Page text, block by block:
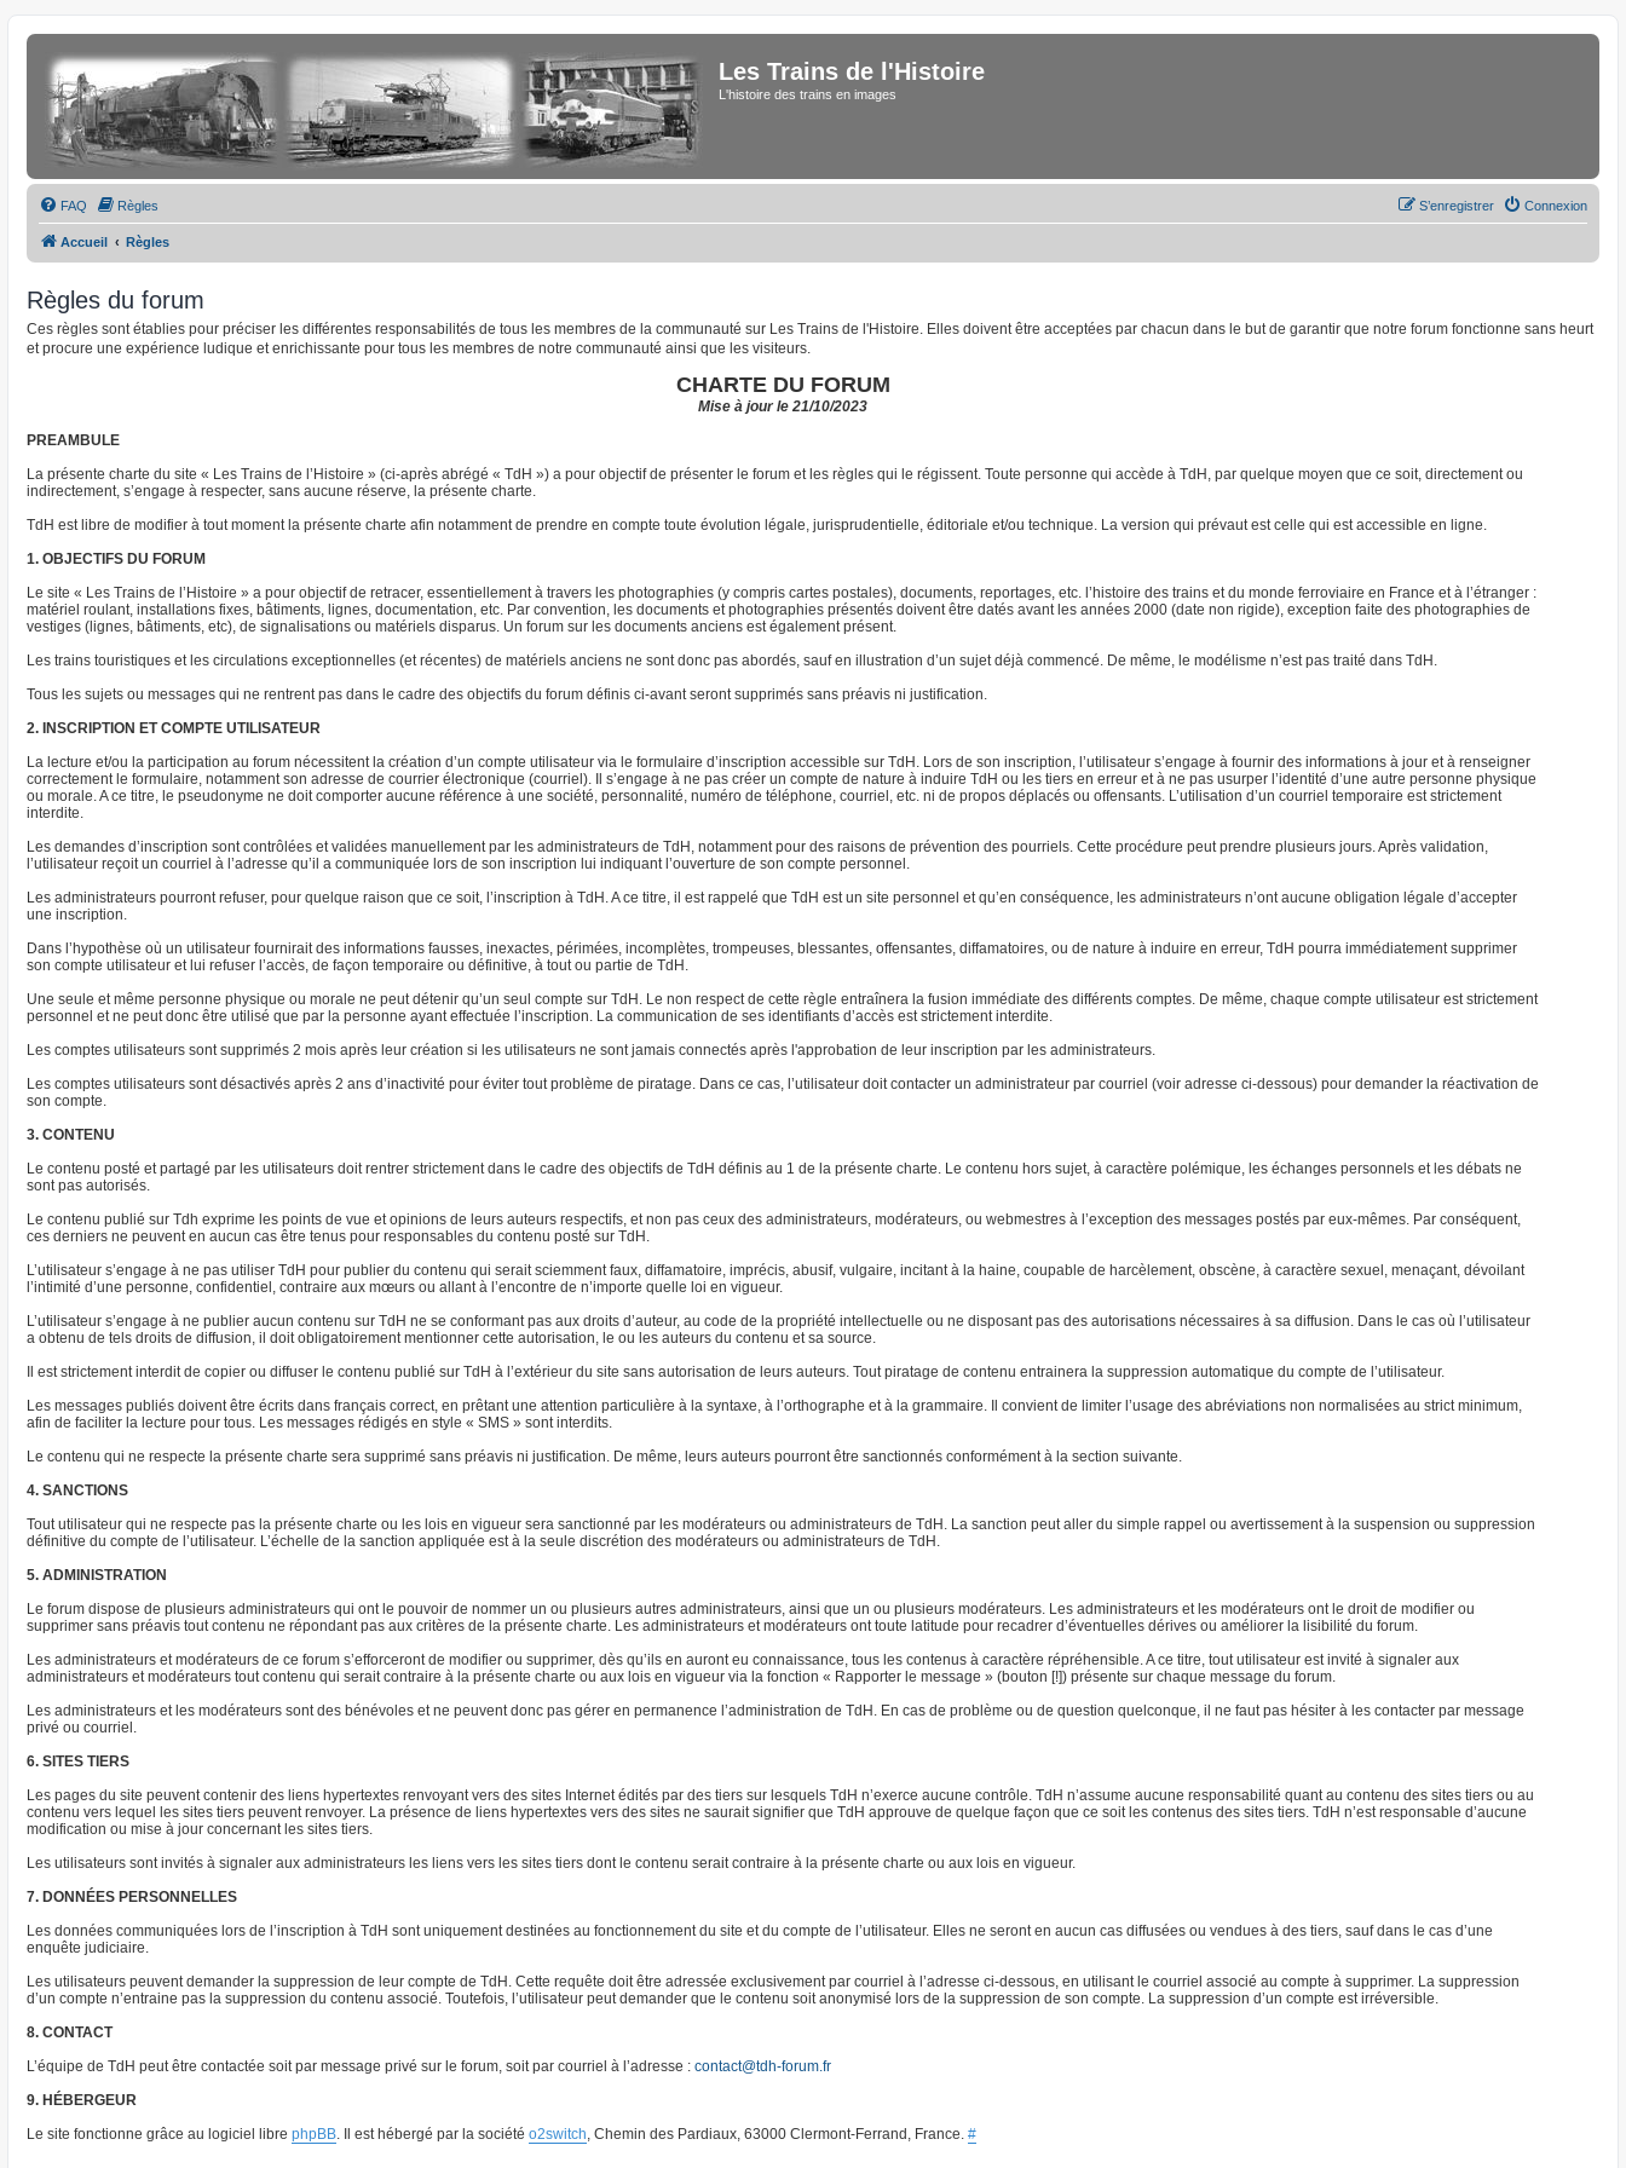
Les Trains de l'Histoire
L'histoire des trains en images
FAQ Règles Connexion
S’enregistrer
Accueil Règles
Règles du forum
Ces règles sont établies pour préciser les différentes responsabilités de tous les membres de la communauté sur Les Trains de l'Histoire. Elles doivent être acceptées par chacun dans le but de garantir que notre forum fonctionne sans heurt
et procure une expérience ludique et enrichissante pour tous les membres de notre communauté ainsi que les visiteurs.
CHARTE DU FORUM
Mise à jour le 21/10/2023
PREAMBULE
La présente charte du site « Les Trains de l’Histoire » (ci-après abrégé « TdH ») a pour objectif de présenter le forum et les règles qui le régissent. Toute personne qui accède à TdH, par quelque moyen que ce soit, directement ou
indirectement, s’engage à respecter, sans aucune réserve, la présente charte.
TdH est libre de modifier à tout moment la présente charte afin notamment de prendre en compte toute évolution légale, jurisprudentielle, éditoriale et/ou technique. La version qui prévaut est celle qui est accessible en ligne.
1. OBJECTIFS DU FORUM
Le site « Les Trains de l’Histoire » a pour objectif de retracer, essentiellement à travers les photographies (y compris cartes postales), documents, reportages, etc. l’histoire des trains et du monde ferroviaire en France et à l’étranger :
matériel roulant, installations fixes, bâtiments, lignes, documentation, etc. Par convention, les documents et photographies présentés doivent être datés avant les années 2000 (date non rigide), exception faite des photographies de
vestiges (lignes, bâtiments, etc), de signalisations ou matériels disparus. Un forum sur les documents anciens est également présent.
Les trains touristiques et les circulations exceptionnelles (et récentes) de matériels anciens ne sont donc pas abordés, sauf en illustration d’un sujet déjà commencé. De même, le modélisme n’est pas traité dans TdH.
Tous les sujets ou messages qui ne rentrent pas dans le cadre des objectifs du forum définis ci-avant seront supprimés sans préavis ni justification.
2. INSCRIPTION ET COMPTE UTILISATEUR
La lecture et/ou la participation au forum nécessitent la création d’un compte utilisateur via le formulaire d’inscription accessible sur TdH. Lors de son inscription, l’utilisateur s’engage à fournir des informations à jour et à renseigner
correctement le formulaire, notamment son adresse de courrier électronique (courriel). Il s’engage à ne pas créer un compte de nature à induire TdH ou les tiers en erreur et à ne pas usurper l’identité d’une autre personne physique
ou morale. A ce titre, le pseudonyme ne doit comporter aucune référence à une société, personnalité, numéro de téléphone, courriel, etc. ni de propos déplacés ou offensants. L’utilisation d’un courriel temporaire est strictement
interdite.
Les demandes d’inscription sont contrôlées et validées manuellement par les administrateurs de TdH, notamment pour des raisons de prévention des pourriels. Cette procédure peut prendre plusieurs jours. Après validation,
l’utilisateur reçoit un courriel à l’adresse qu’il a communiquée lors de son inscription lui indiquant l’ouverture de son compte personnel.
Les administrateurs pourront refuser, pour quelque raison que ce soit, l’inscription à TdH. A ce titre, il est rappelé que TdH est un site personnel et qu’en conséquence, les administrateurs n’ont aucune obligation légale d’accepter
une inscription.
Dans l’hypothèse où un utilisateur fournirait des informations fausses, inexactes, périmées, incomplètes, trompeuses, blessantes, offensantes, diffamatoires, ou de nature à induire en erreur, TdH pourra immédiatement supprimer
son compte utilisateur et lui refuser l’accès, de façon temporaire ou définitive, à tout ou partie de TdH.
Une seule et même personne physique ou morale ne peut détenir qu’un seul compte sur TdH. Le non respect de cette règle entraînera la fusion immédiate des différents comptes. De même, chaque compte utilisateur est strictement
personnel et ne peut donc être utilisé que par la personne ayant effectuée l’inscription. La communication de ses identifiants d’accès est strictement interdite.
Les comptes utilisateurs sont supprimés 2 mois après leur création si les utilisateurs ne sont jamais connectés après l'approbation de leur inscription par les administrateurs.
Les comptes utilisateurs sont désactivés après 2 ans d’inactivité pour éviter tout problème de piratage. Dans ce cas, l’utilisateur doit contacter un administrateur par courriel (voir adresse ci-dessous) pour demander la réactivation de
son compte.
3. CONTENU
Le contenu posté et partagé par les utilisateurs doit rentrer strictement dans le cadre des objectifs de TdH définis au 1 de la présente charte. Le contenu hors sujet, à caractère polémique, les échanges personnels et les débats ne
sont pas autorisés.
Le contenu publié sur Tdh exprime les points de vue et opinions de leurs auteurs respectifs, et non pas ceux des administrateurs, modérateurs, ou webmestres à l’exception des messages postés par eux-mêmes. Par conséquent,
ces derniers ne peuvent en aucun cas être tenus pour responsables du contenu posté sur TdH.
L’utilisateur s’engage à ne pas utiliser TdH pour publier du contenu qui serait sciemment faux, diffamatoire, imprécis, abusif, vulgaire, incitant à la haine, coupable de harcèlement, obscène, à caractère sexuel, menaçant, dévoilant
l’intimité d’une personne, confidentiel, contraire aux mœurs ou allant à l’encontre de n’importe quelle loi en vigueur.
L’utilisateur s’engage à ne publier aucun contenu sur TdH ne se conformant pas aux droits d’auteur, au code de la propriété intellectuelle ou ne disposant pas des autorisations nécessaires à sa diffusion. Dans le cas où l’utilisateur
a obtenu de tels droits de diffusion, il doit obligatoirement mentionner cette autorisation, le ou les auteurs du contenu et sa source.
Il est strictement interdit de copier ou diffuser le contenu publié sur TdH à l’extérieur du site sans autorisation de leurs auteurs. Tout piratage de contenu entrainera la suppression automatique du compte de l’utilisateur.
Les messages publiés doivent être écrits dans français correct, en prêtant une attention particulière à la syntaxe, à l’orthographe et à la grammaire. Il convient de limiter l’usage des abréviations non normalisées au strict minimum,
afin de faciliter la lecture pour tous. Les messages rédigés en style « SMS » sont interdits.
Le contenu qui ne respecte la présente charte sera supprimé sans préavis ni justification. De même, leurs auteurs pourront être sanctionnés conformément à la section suivante.
4. SANCTIONS
Tout utilisateur qui ne respecte pas la présente charte ou les lois en vigueur sera sanctionné par les modérateurs ou administrateurs de TdH. La sanction peut aller du simple rappel ou avertissement à la suspension ou suppression
définitive du compte de l’utilisateur. L’échelle de la sanction appliquée est à la seule discrétion des modérateurs ou administrateurs de TdH.
5. ADMINISTRATION
Le forum dispose de plusieurs administrateurs qui ont le pouvoir de nommer un ou plusieurs autres administrateurs, ainsi que un ou plusieurs modérateurs. Les administrateurs et les modérateurs ont le droit de modifier ou
supprimer sans préavis tout contenu ne répondant pas aux critères de la présente charte. Les administrateurs et modérateurs ont toute latitude pour recadrer d’éventuelles dérives ou améliorer la lisibilité du forum.
Les administrateurs et modérateurs de ce forum s’efforceront de modifier ou supprimer, dès qu’ils en auront eu connaissance, tous les contenus à caractère répréhensible. A ce titre, tout utilisateur est invité à signaler aux
administrateurs et modérateurs tout contenu qui serait contraire à la présente charte ou aux lois en vigueur via la fonction « Rapporter le message » (bouton [!]) présente sur chaque message du forum.
Les administrateurs et les modérateurs sont des bénévoles et ne peuvent donc pas gérer en permanence l’administration de TdH. En cas de problème ou de question quelconque, il ne faut pas hésiter à les contacter par message
privé ou courriel.
6. SITES TIERS
Les pages du site peuvent contenir des liens hypertextes renvoyant vers des sites Internet édités par des tiers sur lesquels TdH n’exerce aucune contrôle. TdH n’assume aucune responsabilité quant au contenu des sites tiers ou au
contenu vers lequel les sites tiers peuvent renvoyer. La présence de liens hypertextes vers des sites ne saurait signifier que TdH approuve de quelque façon que ce soit les contenus des sites tiers. TdH n’est responsable d’aucune
modification ou mise à jour concernant les sites tiers.
Les utilisateurs sont invités à signaler aux administrateurs les liens vers les sites tiers dont le contenu serait contraire à la présente charte ou aux lois en vigueur.
7. DONNÉES PERSONNELLES
Les données communiquées lors de l’inscription à TdH sont uniquement destinées au fonctionnement du site et du compte de l’utilisateur. Elles ne seront en aucun cas diffusées ou vendues à des tiers, sauf dans le cas d’une
enquête judiciaire.
Les utilisateurs peuvent demander la suppression de leur compte de TdH. Cette requête doit être adressée exclusivement par courriel à l’adresse ci-dessous, en utilisant le courriel associé au compte à supprimer. La suppression
d’un compte n’entraine pas la suppression du contenu associé. Toutefois, l’utilisateur peut demander que le contenu soit anonymisé lors de la suppression de son compte. La suppression d’un compte est irréversible.
8. CONTACT
L’équipe de TdH peut être contactée soit par message privé sur le forum, soit par courriel à l’adresse : contact@tdh-forum.fr
9. HÉBERGEUR
Le site fonctionne grâce au logiciel libre phpBB. Il est hébergé par la société o2switch, Chemin des Pardiaux, 63000 Clermont-Ferrand, France. #